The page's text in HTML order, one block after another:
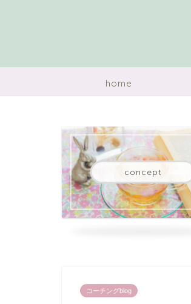
home
concept
コーチングblog